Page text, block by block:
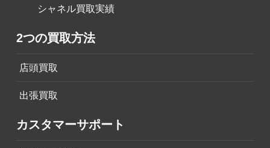
シャネル買取実績
2つの買取方法
店頭買取
出張買取
カスタマーサポート